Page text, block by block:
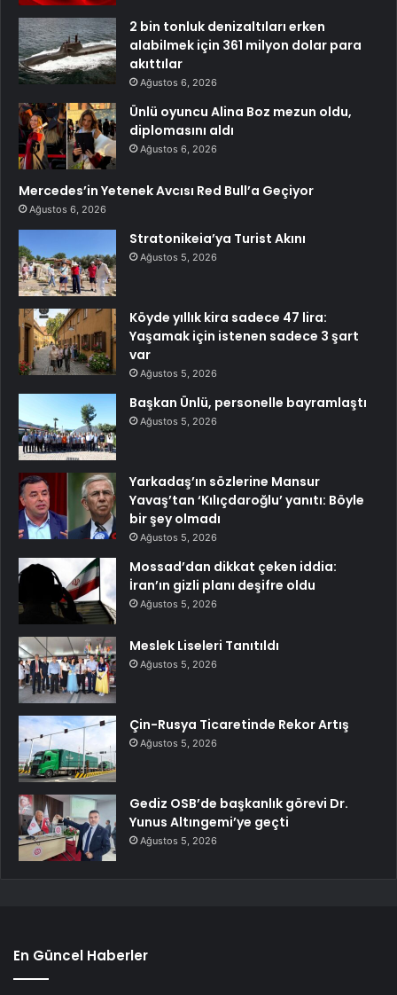
2 bin tonluk denizaltıları erken
alabilmek için 361 milyon dolar para
akıttılar
Ağustos 6, 2026
Ünlü oyuncu Alina Boz mezun oldu,
diplomasını aldı
Ağustos 6, 2026
Mercedes’in Yetenek Avcısı Red Bull’a Geçiyor
Ağustos 6, 2026
Stratonikeia’ya Turist Akını
Ağustos 5, 2026
Köyde yıllık kira sadece 47 lira:
Yaşamak için istenen sadece 3 şart
var
Ağustos 5, 2026
Başkan Ünlü, personelle bayramlaştı
Ağustos 5, 2026
Yarkadaş’ın sözlerine Mansur
Yavaş’tan ‘Kılıçdaroğlu’ yanıtı: Böyle
bir şey olmadı
Ağustos 5, 2026
Mossad’dan dikkat çeken iddia:
İran’ın gizli planı deşifre oldu
Ağustos 5, 2026
Meslek Liseleri Tanıtıldı
Ağustos 5, 2026
Çin-Rusya Ticaretinde Rekor Artış
Ağustos 5, 2026
Gediz OSB’de başkanlık görevi Dr.
Yunus Altıngemi’ye geçti
Ağustos 5, 2026
En Güncel Haberler